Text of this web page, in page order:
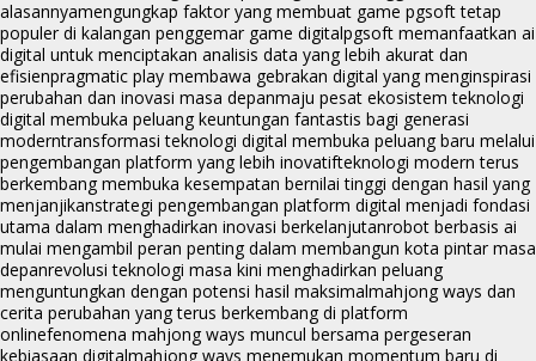
alasannyamengungkap faktor yang membuat game pgsoft tetap
populer di kalangan penggemar game digitalpgsoft memanfaatkan ai
digital untuk menciptakan analisis data yang lebih akurat dan
efisienpragmatic play membawa gebrakan digital yang menginspirasi
perubahan dan inovasi masa depanmaju pesat ekosistem teknologi
digital membuka peluang keuntungan fantastis bagi generasi
moderntransformasi teknologi digital membuka peluang baru melalui
pengembangan platform yang lebih inovatifteknologi modern terus
berkembang membuka kesempatan bernilai tinggi dengan hasil yang
menjanjikanstrategi pengembangan platform digital menjadi fondasi
utama dalam menghadirkan inovasi berkelanjutanrobot berbasis ai
mulai mengambil peran penting dalam membangun kota pintar masa
depanrevolusi teknologi masa kini menghadirkan peluang
menguntungkan dengan potensi hasil maksimalmahjong ways dan
cerita perubahan yang terus berkembang di platform
onlinefenomena mahjong ways muncul bersama pergeseran
kebiasaan digitalmahjong ways menemukan momentum baru di